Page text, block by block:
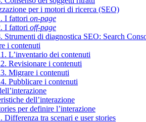
per i motori di ricerca (SEO)
I fattori on-page
I fattori off-page
Strumenti di diagnostica SEO: Search
i contenuti
L’inventario dei contenuti
Revisionare i contenuti
Migrare i contenuti
Pubblicare i contenuti
dell’interazione
per definire l’interazione
Differenza tra scenari e user stories